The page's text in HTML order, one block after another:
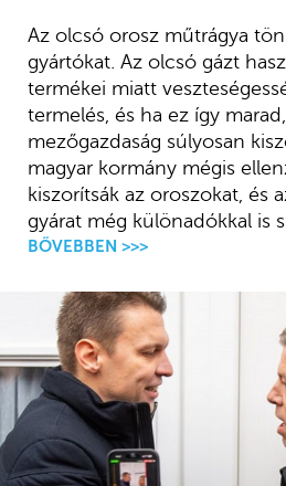
Az olcsó orosz műtrágya
gyártókat. Az olcsó gázt
termékei miatt
termelés, és ha ez így
mezőgazdaság súlyosan
magyar kormány mégis
kiszorítsák az oroszokat, és
gyárat még különadókkal is
BŐVEBBEN >>>